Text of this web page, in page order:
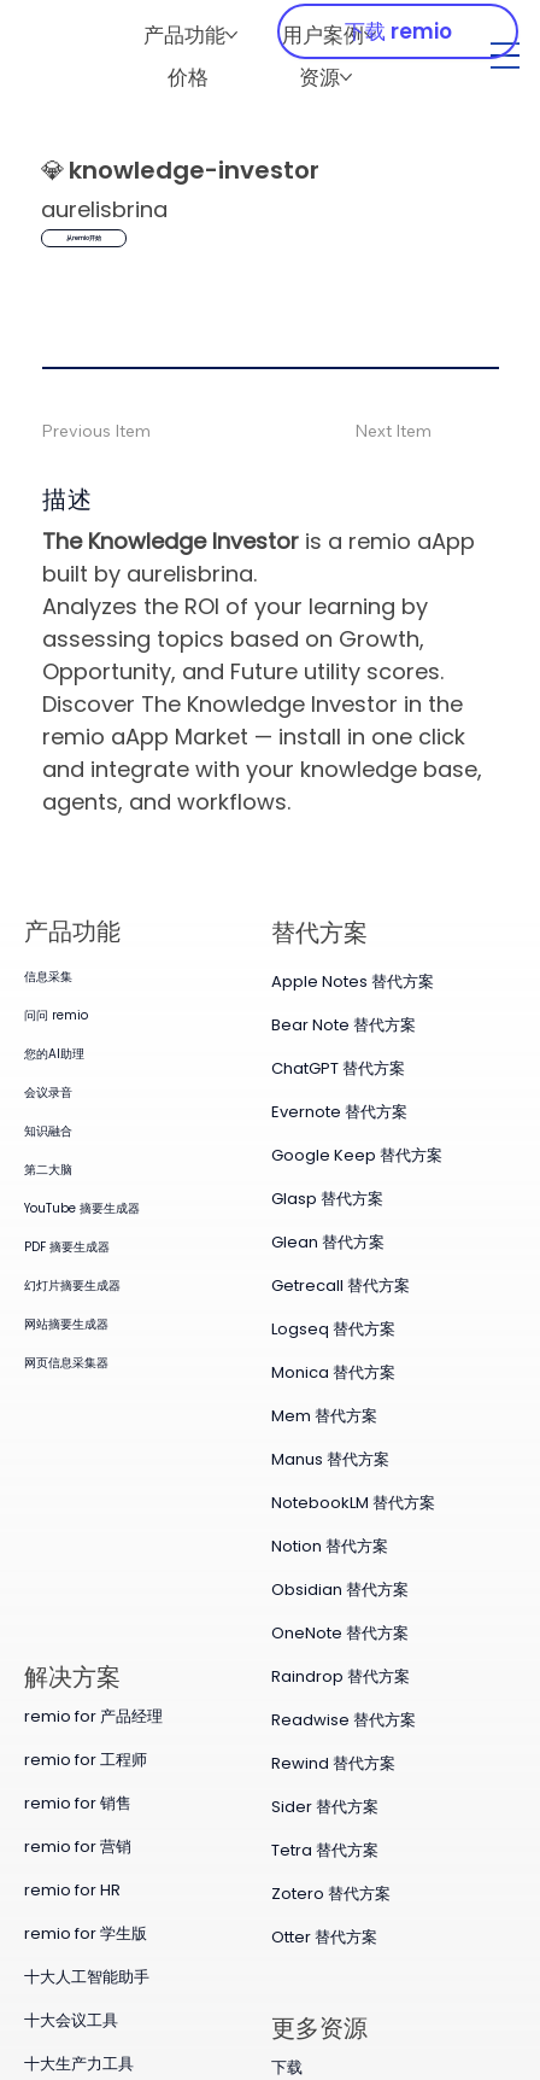
产品功能
用户案例
价格
资源
下载 remio
💎knowledge-investor
aurelisbrina
从remio开始
描述
The Knowledge Investor is a remio aApp
built by aurelisbrina.
Analyzes the ROI of your learning by
assessing topics based on Growth,
Opportunity, and Future utility scores.
Discover The Knowledge Investor in the
remio aApp Market — install in one click
and integrate with your knowledge base,
agents, and workflows.
Previous Item Next Item
产品​功能
信息采集
问问 remio
您的AI助理
会议录音
知识融合
第二大脑
YouTube 摘要生成器
PDF 摘要生成器
幻灯片摘要生成器
网站摘要生成器
网页信息采集器
替代方案
Apple Notes 替代方案
Bear Note 替代方案
ChatGPT 替代方案
Evernote 替代方案
Google Keep 替代方案
Glasp 替代方案
Glean 替代方案
Getrecall 替代方案
Logseq 替代方案
Monica 替代方案
Mem 替代方案
Manus 替代方案
NotebookLM 替代方案
Notion 替代方案
Obsidian 替代方案
OneNote 替代方案
Raindrop 替代方案
Readwise 替代方案
Rewind 替代方案
Sider 替代方案
Tetra 替代方案
Zotero 替代方案
Otter 替代方案
​解决方案
remio for 产品经理
remio for 工程师
remio for 销售
remio for 营销
remio for HR
remio for 学生版
十大人工智能助手
十大会议工具
十大生产力工具
更多资源
下载